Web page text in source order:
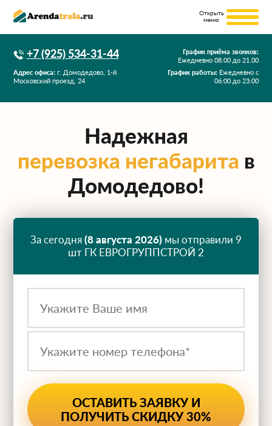
+7 (925) 534-31-44
Адрес офиса: г. Домодедово, 1-й
Московский проезд, 24
График приёма звонков:
Ежедневно 08.00 до 21.00
График работы: Ежедневно с
06:00 до 23:00
Надежная
перевозка негабарита в
Домодедово!
За сегодня(8 августа 2026) мы отправили 9
шт ГК ЕВРОГРУППСТРОЙ 2